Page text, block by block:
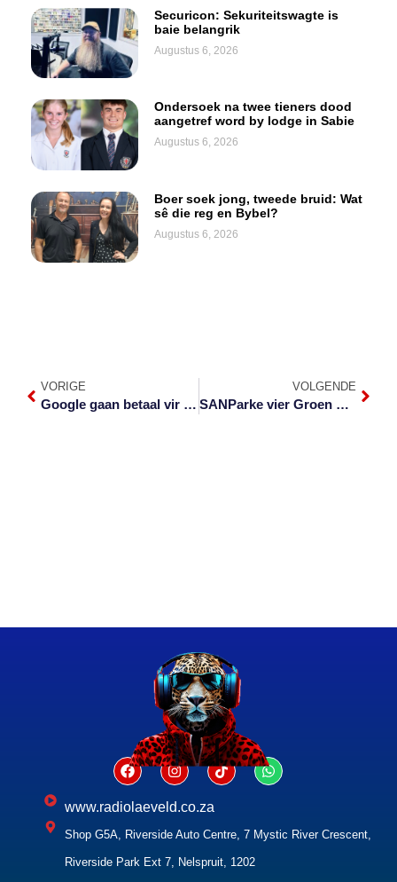
Securicon: Sekuriteitswagte is
baie belangrik
Augustus 6, 2026
Ondersoek na twee tieners dood
aangetref word by lodge in Sabie
Augustus 6, 2026
Boer soek jong, tweede bruid: Wat
sê die reg en Bybel?
Augustus 6, 2026
VORIGE
Google gaan betaal vir plaaslike nuusinhoud
VOLGENDE
SANParke vier Groen Skerpioene
www.radiolaeveld.co.za
Shop G5A, Riverside Auto Centre, 7 Mystic River Crescent,
Riverside Park Ext 7, Nelspruit, 1202